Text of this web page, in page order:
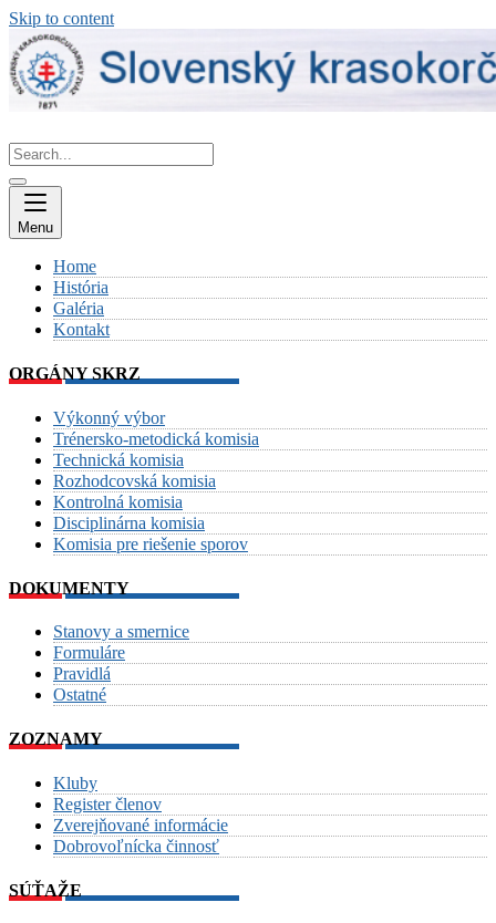
Skip to content
Menu
Home
História
Galéria
Kontakt
ORGÁNY SKRZ
Výkonný výbor
Trénersko-metodická komisia
Technická komisia
Rozhodcovská komisia
Kontrolná komisia
Disciplinárna komisia
Komisia pre riešenie sporov
DOKUMENTY
Stanovy a smernice
Formuláre
Pravidlá
Ostatné
ZOZNAMY
Kluby
Register členov
Zverejňované informácie
Dobrovoľnícka činnosť
SÚŤAŽE